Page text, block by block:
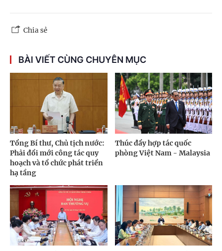
Chia sẻ
BÀI VIẾT CÙNG CHUYÊN MỤC
Tổng Bí thư, Chủ tịch nước:
Phải đổi mới công tác quy
hoạch và tổ chức phát triển
hạ tầng
Thúc đẩy hợp tác quốc
phòng Việt Nam - Malaysia